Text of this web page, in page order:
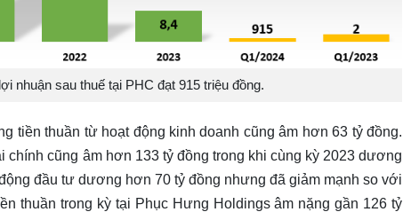
nhuận sau thuế tại PHC đạt 915 triệu đồng.
tiền thuần từ hoạt động kinh doanh cũng âm hơn 63 tỷ đồng.
chính cũng âm hơn 133 tỷ đồng trong khi cùng kỳ 2023 dương
đầu tư dương hơn 70 tỷ đồng nhưng đã giảm mạnh so với
thuần trong kỳ tại Phục Hưng Holdings âm nặng gần 126 tỷ